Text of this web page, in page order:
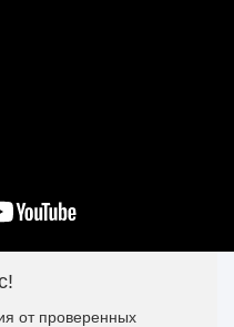
от проверенных